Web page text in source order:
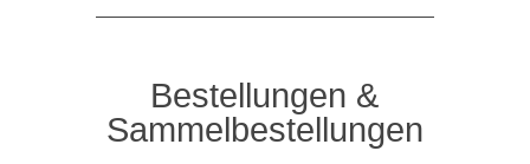
Bestellungen &
Sammelbestellungen